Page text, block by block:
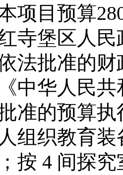
项目预算
寺堡区人
法批准的
中华人民
准的预算
组织教育
按 4 间探